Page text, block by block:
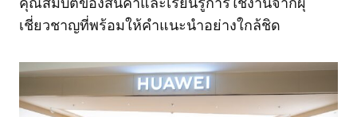
เชี่ยวชาญที่พร้อมให้คำแนะนำอย่างใกล้ชิด